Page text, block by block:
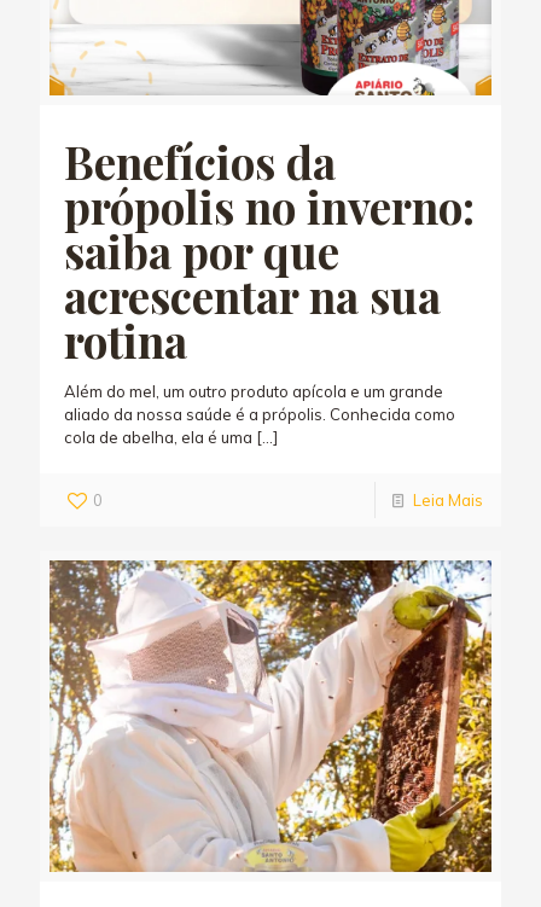
Benefícios da
própolis no inverno:
saiba por que
acrescentar na sua
rotina
Além do mel, um outro produto apícola e um grande
aliado da nossa saúde é a própolis. Conhecida como
cola de abelha, ela é uma […]
0 Leia Mais